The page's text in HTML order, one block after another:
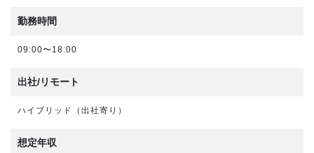
勤務時間
09:00〜18:00
出社/リモート
ハイブリッド（出社寄り）
想定年収